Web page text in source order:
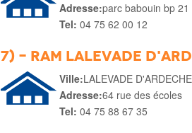
Adresse:parc babouin bp 21
Tel: 04 75 62 00 12
7) - RAM Lalevade
Ville:LALEVADE D'ARDECHE
Adresse:64 rue des écoles
Tel: 04 75 88 67 35